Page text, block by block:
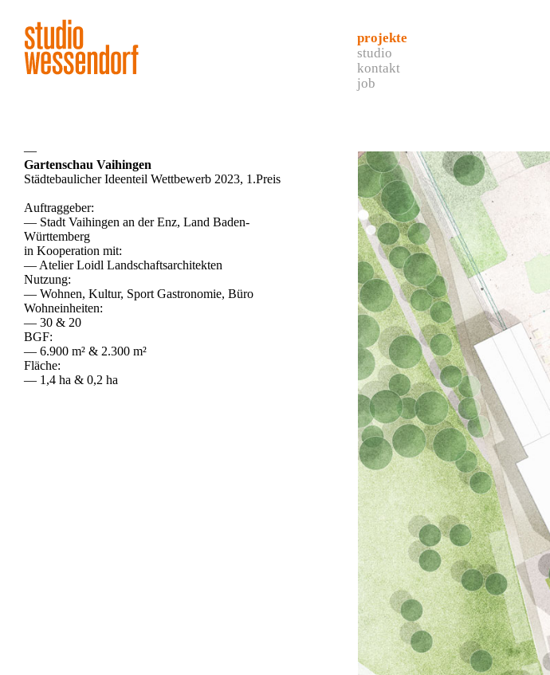
projekte
studio
kontakt
job
—
Gartenschau Vaihingen
Städtebaulicher Ideenteil Wettbewerb 2023, 1.Preis
Auftraggeber:
— Stadt Vaihingen an der Enz, Land Baden-
Württemberg
in Kooperation mit:
— Atelier Loidl Landschaftsarchitekten
Nutzung:
— Wohnen, Kultur, Sport Gastronomie, Büro
Wohneinheiten:
— 30 & 20
BGF:
— 6.900 m² & 2.300 m²
Fläche:
— 1,4 ha & 0,2 ha